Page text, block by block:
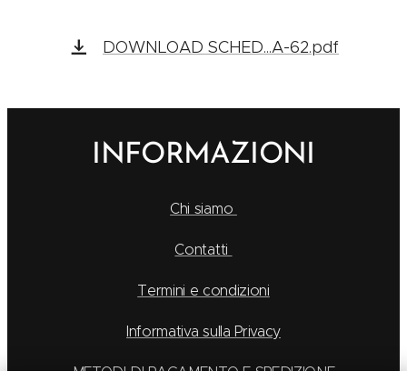
DOWNLOAD SCHED...A-62.pdf
INFORMAZIONI
Chi siamo
Contatti
Termini e condizioni
Informativa sulla Privacy
METODI DI PAGAMENTO E SPEDIZIONE